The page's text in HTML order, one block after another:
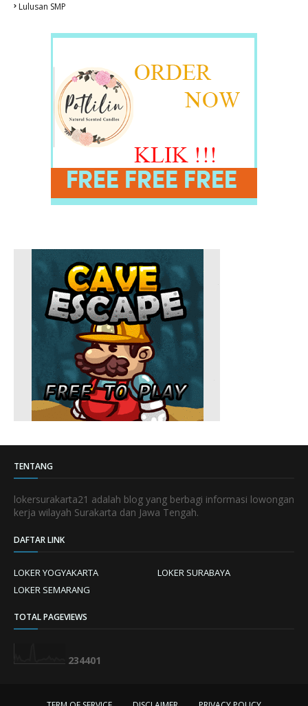
Lulusan SMP
TENTANG
lokersurakarta21 adalah blog yang berbagi informasi lowongan
kerja wilayah Surakarta dan Jawa Tengah.
DAFTAR LINK
LOKER YOGYAKARTA
LOKER SURABAYA
LOKER SEMARANG
TOTAL PAGEVIEWS
234401